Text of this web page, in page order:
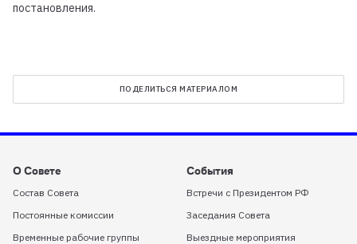
ПОДЕЛИТЬСЯ МАТЕРИАЛОМ
постановления.
О Совете
Состав Совета
Постоянные комиссии
Временные рабочие группы
События
Встречи с Президентом РФ
Заседания Совета
Выездные мероприятия